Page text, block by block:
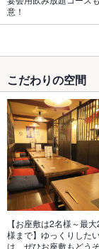
意！
こだわりの空間
【お座敷は2名様～最大
様まで】ゆっくりした
は、ぜひお座敷もどう